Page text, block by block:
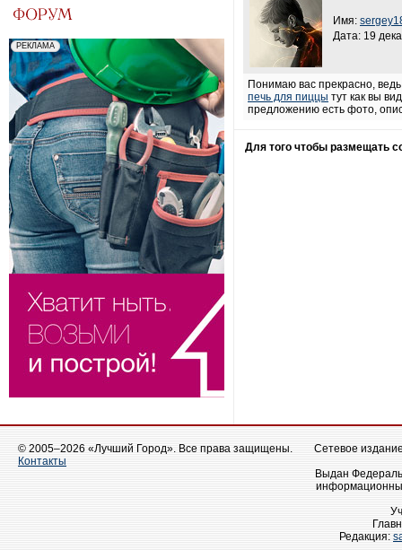
Имя:
Дата: 19
Понимаю вас прекрасно,
печь для пиццы тут как вы
предложению есть фото,
Для того чтобы размещать
© 2005–2026 «Лучший Город». Все права защищены.
Контакты
Сетевое
Выдан
Редакция: